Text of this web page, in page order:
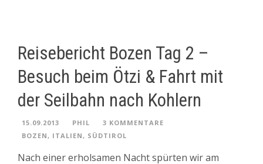
Reisebericht Bozen Tag 2 –
Besuch beim Ötzi & Fahrt mit
der Seilbahn nach Kohlern
15.09.2013 PHIL
3 KOMMENTARE
BOZEN, ITALIEN, SÜDTIROL
Nach einer erholsamen Nacht spürten wir am